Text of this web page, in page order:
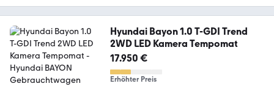
Hyundai Bayon 1.0 T-GDI Trend
2WD LED Kamera Tempomat
17.950 €
Erhöhter Preis